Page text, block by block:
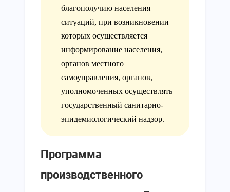
благополучию населения
ситуаций, при возникновении
которых осуществляется
информирование населения,
органов местного
самоуправления, органов,
уполномоченных осуществлять
государственный санитарно-
эпидемиологический надзор.
Программа
производственного